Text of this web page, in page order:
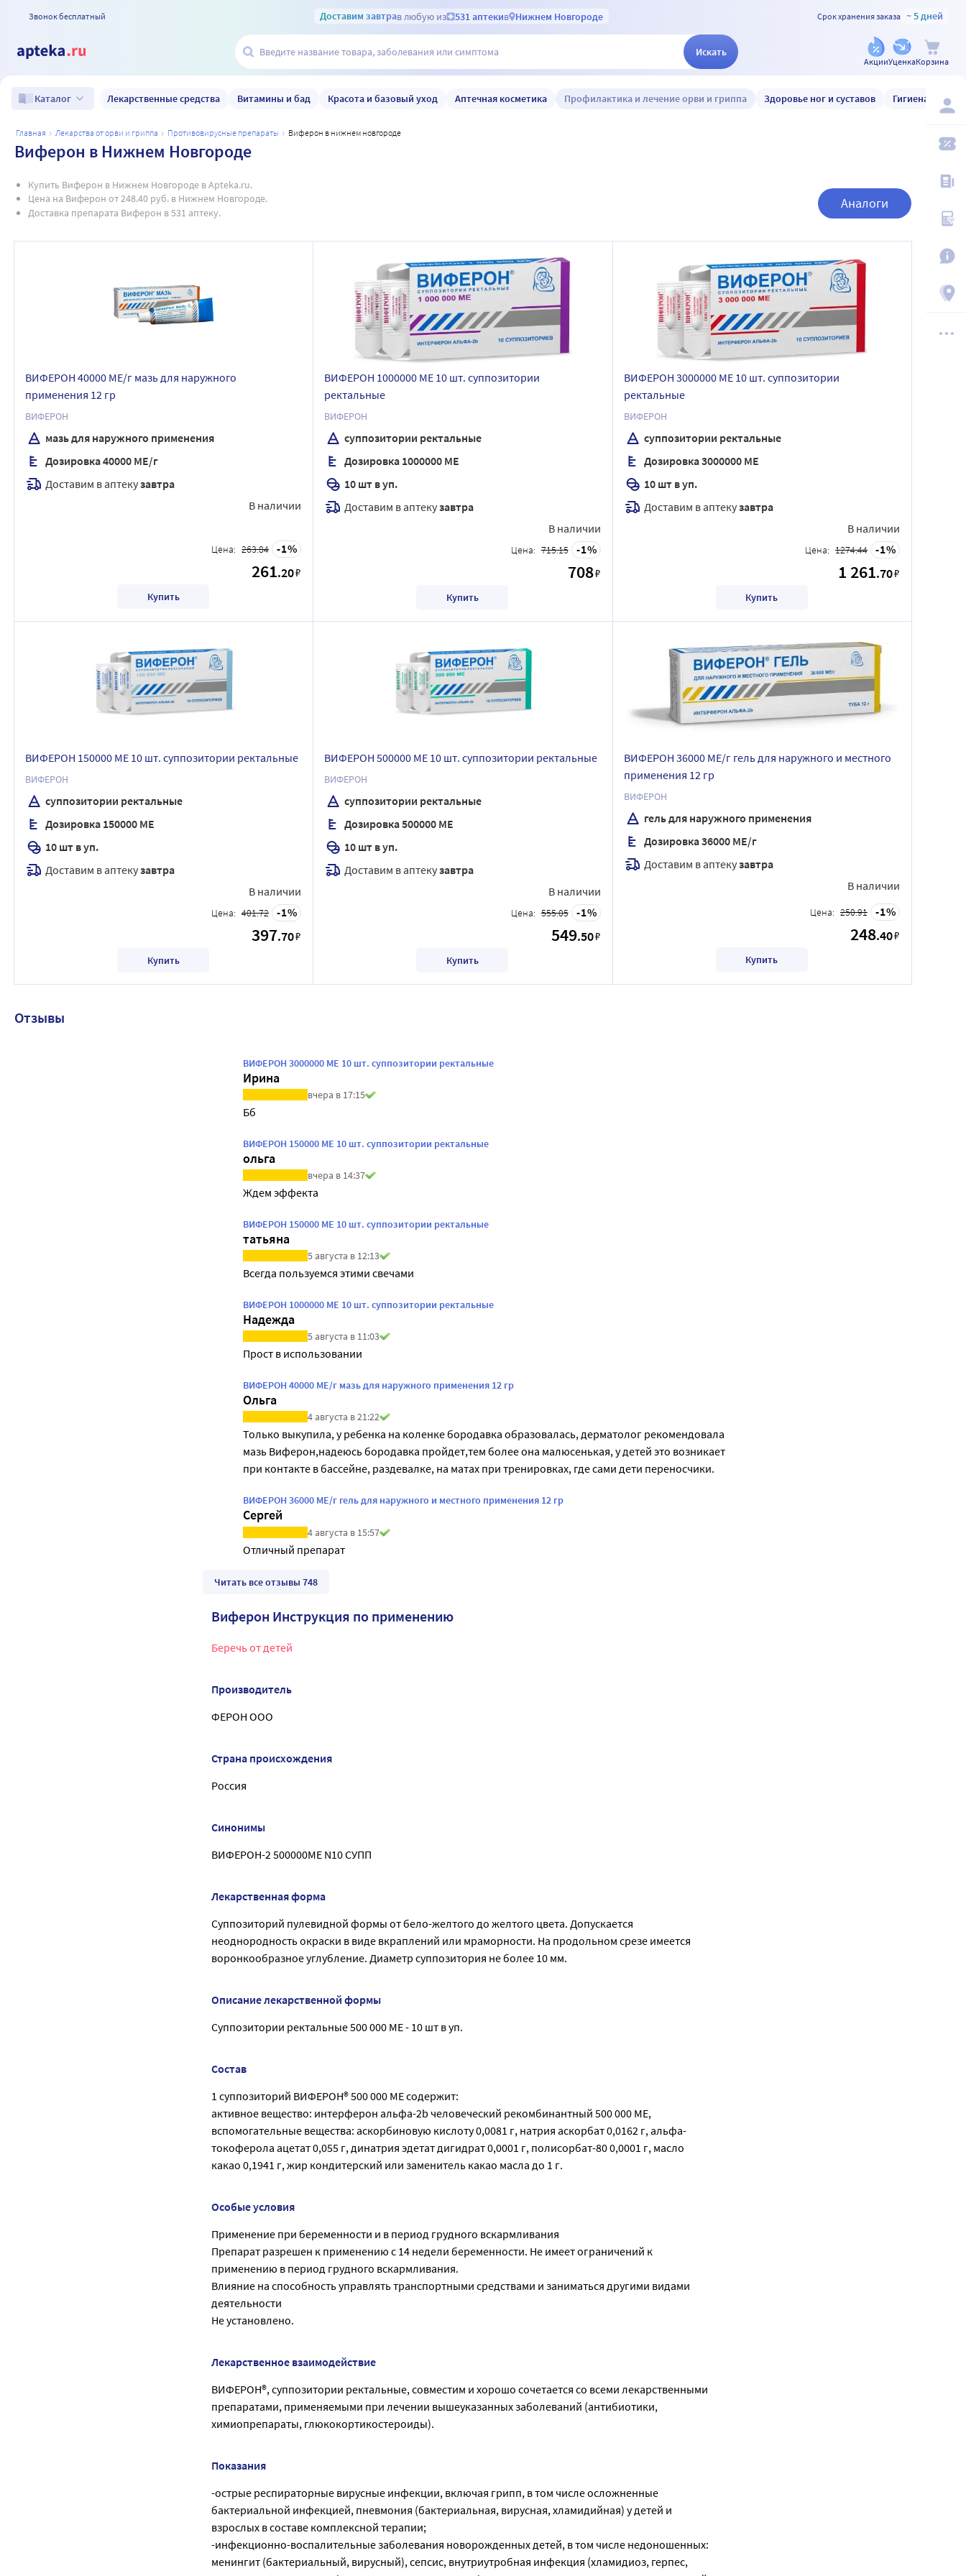
Звонок бесплатный Доставим завтрав любую из 531 аптекив Нижнем Новгороде Срок хранения заказа ~ 5 дней
Искать
АкцииУценкаКорзина
Каталог Лекарственные средства Витамины и бад Красота и базовый уход Аптечная косметика Профилактика и лечение орви и гриппа Здоровье ног и суставов Гигиена и уход
главная лекарства от орви и гриппа противовирусные препараты виферон в нижнем новгороде
Виферон в Нижнем Новгороде
Купить Виферон в Нижнем Новгороде в Apteka.ru.
Цена на Виферон от 248.40 руб. в Нижнем Новгороде.
Доставка препарата Виферон в 531 аптеку.
Аналоги
ВИФЕРОН 40000 МЕ/г мазь для наружного
применения 12 гр
ВИФЕРОН
мазь для наружного применения
Дозировка 40000 МЕ/г
Доставим в аптекузавтра
В наличии
Цена: 263.84 1
261.20₽
Купить
ВИФЕРОН 1000000 МЕ 10 шт. суппозитории
ректальные
ВИФЕРОН
суппозитории ректальные
Дозировка 1000000 МЕ
10 шт в уп.
Доставим в аптекузавтра
В наличии
Цена: 715.15 1
708₽
Купить
ВИФЕРОН 3000000 МЕ 10 шт. суппозитории
ректальные
ВИФЕРОН
суппозитории ректальные
Дозировка 3000000 МЕ
10 шт в уп.
Доставим в аптекузавтра
В наличии
Цена: 1274.44 1
1 261.70₽
Купить
ВИФЕРОН 150000 МЕ 10 шт. суппозитории ректальные
ВИФЕРОН
суппозитории ректальные
Дозировка 150000 МЕ
10 шт в уп.
Доставим в аптекузавтра
В наличии
Цена: 401.72 1
397.70₽
Купить
ВИФЕРОН 500000 МЕ 10 шт. суппозитории ректальные
ВИФЕРОН
суппозитории ректальные
Дозировка 500000 МЕ
10 шт в уп.
Доставим в аптекузавтра
В наличии
Цена: 555.05 1
549.50₽
Купить
ВИФЕРОН 36000 МЕ/г гель для наружного и местного
применения 12 гр
ВИФЕРОН
гель для наружного применения
Дозировка 36000 МЕ/г
Доставим в аптекузавтра
В наличии
Цена: 250.91 1
248.40₽
Купить
Отзывы
ВИФЕРОН 3000000 МЕ 10 шт. суппозитории ректальные
Ирина
вчера в 17:15
Бб
ВИФЕРОН 150000 МЕ 10 шт. суппозитории ректальные
ольга
вчера в 14:37
Ждем эффекта
ВИФЕРОН 150000 МЕ 10 шт. суппозитории ректальные
татьяна
5 августа в 12:13
Всегда пользуемся этими свечами
ВИФЕРОН 1000000 МЕ 10 шт. суппозитории ректальные
Надежда
5 августа в 11:03
Прост в использовании
ВИФЕРОН 40000 МЕ/г мазь для наружного применения 12 гр
Ольга
4 августа в 21:22
Только выкупила, у ребенка на коленке бородавка образовалась, дерматолог рекомендовала
мазь Виферон,надеюсь бородавка пройдет,тем более она малюсенькая, у детей это возникает
при контакте в бассейне, раздевалке, на матах при тренировках, где сами дети переносчики.
ВИФЕРОН 36000 МЕ/г гель для наружного и местного применения 12 гр
Сергей
4 августа в 15:57
Отличный препарат
Читать все отзывы 748
Виферон Инструкция по применению
Беречь от детей
Производитель
ФЕРОН ООО
Страна происхождения
Россия
Синонимы
ВИФЕРОН-2 500000МЕ N10 СУПП
Лекарственная форма
Суппозиторий пулевидной формы от бело-желтого до желтого цвета. Допускается
неоднородность окраски в виде вкраплений или мраморности. На продольном срезе имеется
воронкообразное углубление. Диаметр суппозитория не более 10 мм.
Описание лекарственной формы
Суппозитории ректальные 500 000 МЕ - 10 шт в уп.
Состав
1 суппозиторий ВИФЕРОН® 500 000 МЕ содержит:
активное вещество: интерферон альфа-2b человеческий рекомбинантный 500 000 МЕ,
вспомогательные вещества: аскорбиновую кислоту 0,0081 г, натрия аскорбат 0,0162 г, альфа-
токоферола ацетат 0,055 г, динатрия эдетат дигидрат 0,0001 г, полисорбат-80 0,0001 г, масло
какао 0,1941 г, жир кондитерский или заменитель какао масла до 1 г.
Особые условия
Применение при беременности и в период грудного вскармливания
Препарат разрешен к применению с 14 недели беременности. Не имеет ограничений к
применению в период грудного вскармливания.
Влияние на способность управлять транспортными средствами и заниматься другими видами
деятельности
Не установлено.
Лекарственное взаимодействие
ВИФЕРОН®, суппозитории ректальные, совместим и хорошо сочетается со всеми лекарственными
препаратами, применяемыми при лечении вышеуказанных заболеваний (антибиотики,
химиопрепараты, глюкокортикостероиды).
Показания
-острые респираторные вирусные инфекции, включая грипп, в том числе осложненные
бактериальной инфекцией, пневмония (бактериальная, вирусная, хламидийная) у детей и
взрослых в составе комплексной терапии;
-инфекционно-воспалительные заболевания новорожденных детей, в том числе недоношенных:
менингит (бактериальный, вирусный), сепсис, внутриутробная инфекция (хламидиоз, герпес,